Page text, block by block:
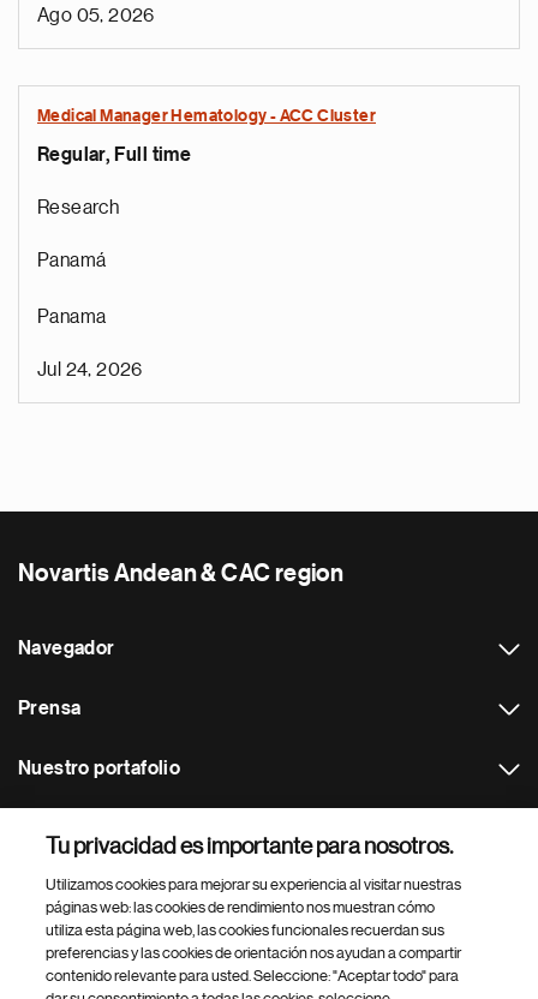
Ago 05, 2026
Medical Manager Hematology - ACC Cluster
Regular, Full time
Research
Panamá
Panama
Jul 24, 2026
Novartis Andean & CAC region
Navegador
Prensa
Nuestro portafolio
Footer Site Search
Tu privacidad es importante para nosotros.
Utilizamos cookies para mejorar su experiencia al visitar nuestras
páginas web: las cookies de rendimiento nos muestran cómo
utiliza esta página web, las cookies funcionales recuerdan sus
preferencias y las cookies de orientación nos ayudan a compartir
contenido relevante para usted. Seleccione: "Aceptar todo" para